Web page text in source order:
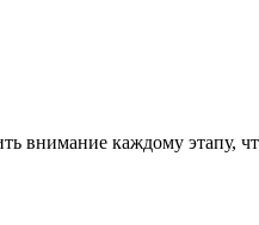
внимание каждому этапу,